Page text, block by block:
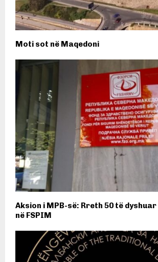
Moti sot në Maqedoni
Aksion i MPB-së: Rreth 50 të
në FSPIM